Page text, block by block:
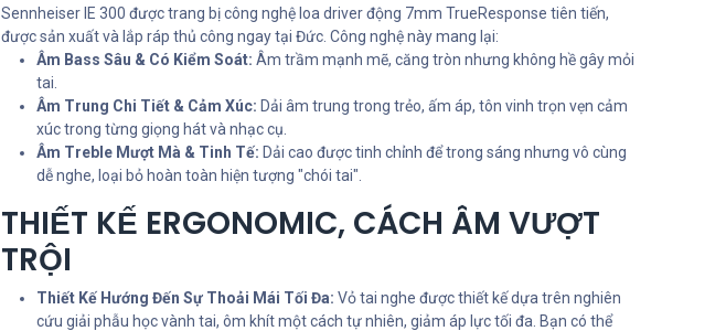
Sennheiser IE 300 được trang bị công nghệ loa driver động 7mm TrueResponse tiên tiến,
được sản xuất và lắp ráp thủ công ngay tại Đức. Công nghệ này mang lại:
Âm Bass Sâu & Có Kiểm Soát: Âm trầm mạnh mẽ, căng tròn nhưng không hề gây mỏi
tai.
Âm Trung Chi Tiết & Cảm Xúc: Dải âm trung trong trẻo, ấm áp, tôn vinh trọn vẹn cảm
xúc trong từng giọng hát và nhạc cụ.
Âm Treble Mượt Mà & Tinh Tế: Dải cao được tinh chỉnh để trong sáng nhưng vô cùng
dễ nghe, loại bỏ hoàn toàn hiện tượng "chói tai".
THIẾT KẾ ERGONOMIC, CÁCH ÂM VƯỢT
TRỘI
Thiết Kế Hướng Đến Sự Thoải Mái Tối Đa: Vỏ tai nghe được thiết kế dựa trên nghiên
cứu giải phẫu học vành tai, ôm khít một cách tự nhiên, giảm áp lực tối đa. Bạn có thể